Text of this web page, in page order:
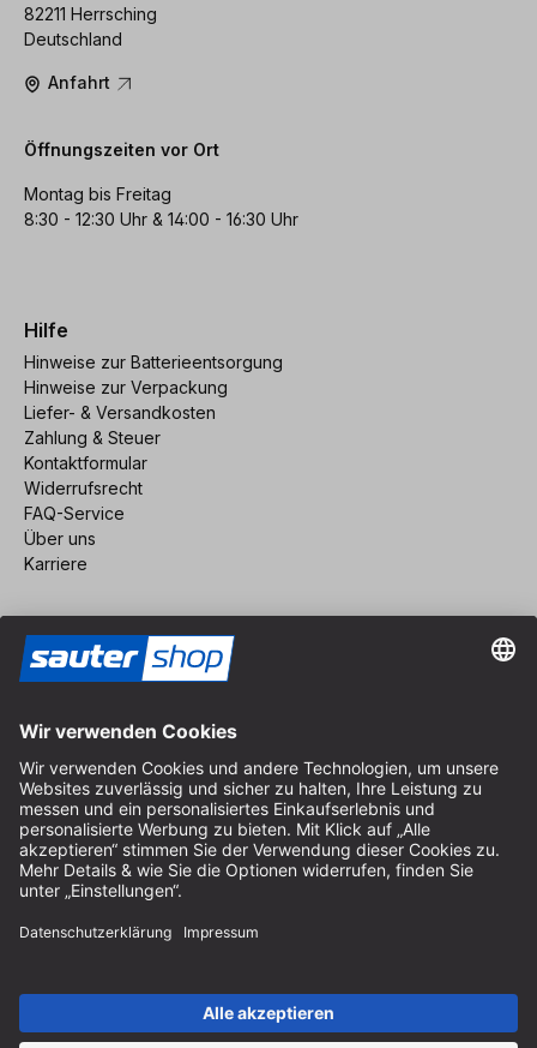
82211 Herrsching
Deutschland
Anfahrt
Öffnungszeiten vor Ort
Montag bis Freitag
8:30 - 12:30 Uhr & 14:00 - 16:30 Uhr
Hilfe
Hinweise zur Batterieentsorgung
Hinweise zur Verpackung
Liefer- & Versandkosten
Zahlung & Steuer
Kontaktformular
Widerrufsrecht
FAQ-Service
Über uns
Karriere
Impressum
AGB
Datenschutz
Cookie-Einstellungen
© 2026 sauter GmbH
* kostenloser Versand ab 150 Euro Bestellwert innerhalb
Deutschlands für die Standard-Paketgrößen - ausgenommen
Sperrgut und Fracht